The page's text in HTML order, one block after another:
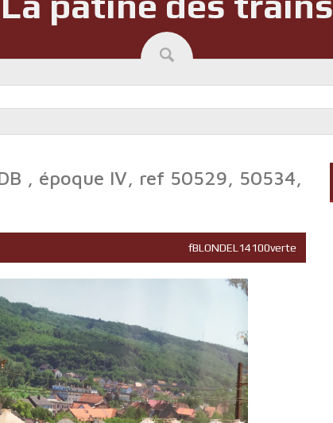
, époque IV, ref 50529, 50534,
fBLONDEL14100verte